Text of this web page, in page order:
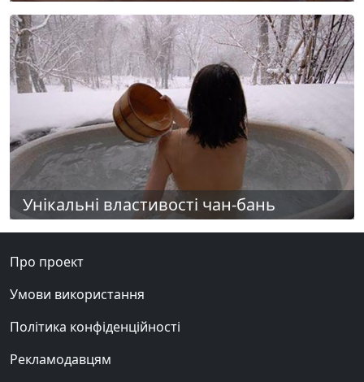
Унікальні властивості чан-бань
Про проект
Умови використання
Політика конфіденційності
Рекламодавцям